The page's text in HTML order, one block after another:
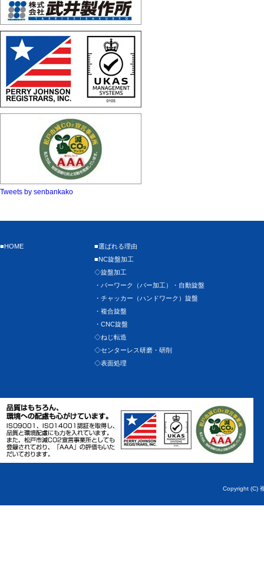
Tweets by senbankako
■HOME
■選ばれる理由
■NC旋盤加工
◇旋盤加工
・バーワーク（バー加工）・自動旋盤
・チャッカー（ハンドワーク）旋盤
・複合旋盤
・CNC旋盤
◇ねじ転造
◇センターレス研磨・研削
◇表面処理
Copyright (C)